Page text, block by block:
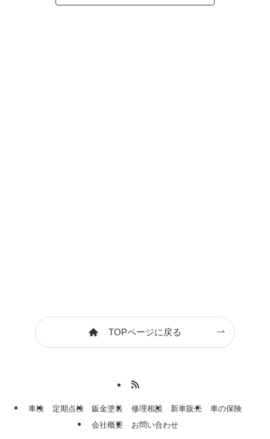
TOPページに戻る
車検 定期点検 鈑金塗装 修理相談 新車販売
車の保険
会社概要
お問い合わせ